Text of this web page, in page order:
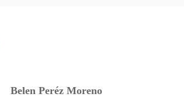
Belen Peréz Moreno